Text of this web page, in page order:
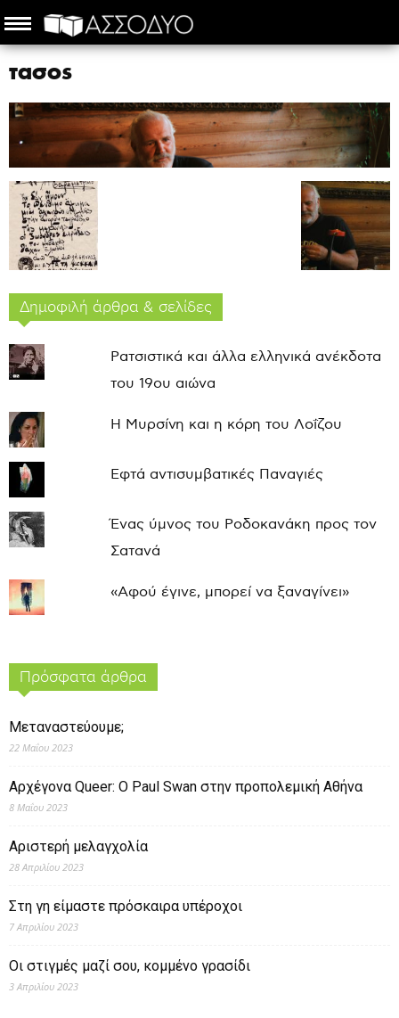
τασος
Δημοφιλή άρθρα & σελίδες
Ρατσιστικά και άλλα ελληνικά ανέκδοτα
του 19ου αιώνα
Η Μυρσίνη και η κόρη του Λοΐζου
Εφτά αντισυμβατικές Παναγιές
Ένας ύμνος του Ροδοκανάκη προς τον
Σατανά
«Αφού έγινε, μπορεί να ξαναγίνει»
Πρόσφατα άρθρα
Μεταναστεύουμε;
22 Μαΐου 2023
Αρχέγονα Queer: O Paul Swan στην προπολεμική Αθήνα
8 Μαΐου 2023
Αριστερή μελαγχολία
28 Απριλίου 2023
Στη γη είμαστε πρόσκαιρα υπέροχοι
7 Απριλίου 2023
Οι στιγμές μαζί σου, κομμένο γρασίδι
3 Απριλίου 2023